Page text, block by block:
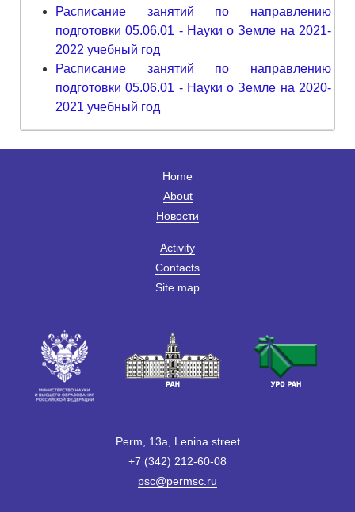
Расписание занятий по направлению
подготовки 05.06.01 - Науки о Земле на 2021-
2022 учебный год
Расписание занятий по направлению
подготовки 05.06.01 - Науки о Земле на 2020-
2021 учебный год
Home
About
Новости
Activity
Contacts
Site map
Perm, 13a, Lenina street
+7 (342) 212-60-08
psc@permsc.ru